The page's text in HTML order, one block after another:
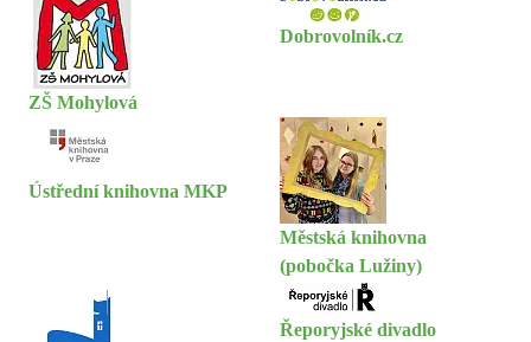
ZŠ Mohylová
Dobrovolník.cz
Ústřední knihovna MKP
Městská knihovna
(pobočka Lužiny)
Řeporyjské divadlo